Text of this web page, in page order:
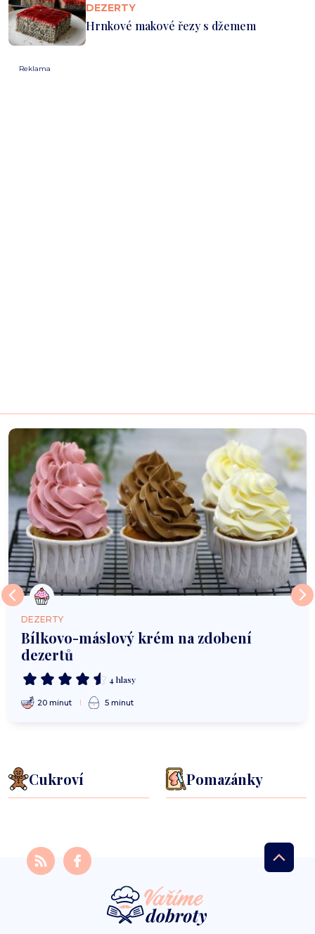
DEZERTY
Hrnkové makové řezy s džemem
Reklama
DEZERTY
Bílkovo-máslový krém na zdobení
dezertů
4 hlasy
20 minut 5 minut
Cukroví Pomazánky